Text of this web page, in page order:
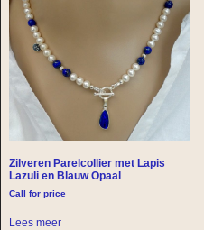
Zilveren Parelcollier met Lapis
Lazuli en Blauw Opaal
Call for price
Lees meer